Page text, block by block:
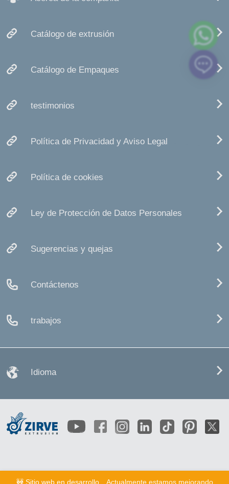
🚧 Sitio web en desarrollo Actualmente estamos mejorando
Catálogo de extrusión
Catálogo de Empaques
testimonios
Política de Privacidad y Aviso Legal
Política de cookies
Ley de Protección de Datos Personales
Sugerencias y quejas
Contáctenos
trabajos
Idioma